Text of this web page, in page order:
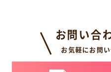
お問い合
お気軽にお問い